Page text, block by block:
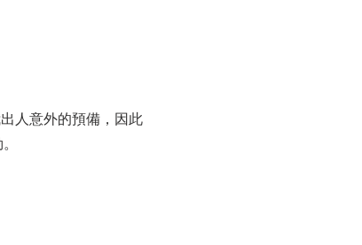
人意外的預備，因此